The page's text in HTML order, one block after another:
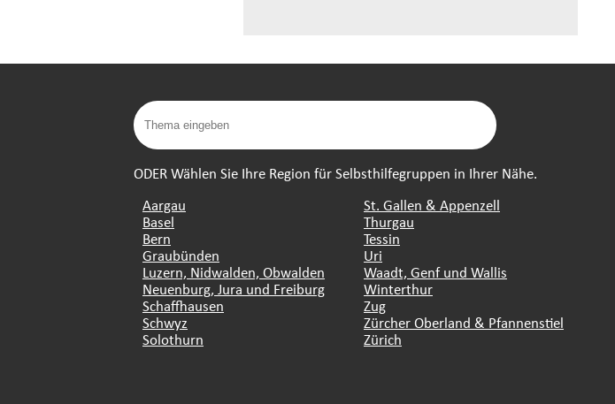
ODER Wählen Sie Ihre Region für Selbsthilfegruppen in Ihrer Nähe.
Aargau
Basel
Bern
Graubünden
Luzern, Nidwalden, Obwalden
Neuenburg, Jura und Freiburg
Schaffhausen
Schwyz
Solothurn
St. Gallen & Appenzell
Thurgau
Tessin
Uri
Waadt, Genf und Wallis
Winterthur
Zug
Zürcher Oberland & Pfannenstiel
Zürich